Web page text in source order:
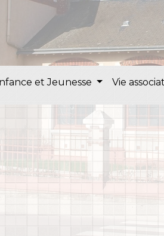
et Jeunesse Vie